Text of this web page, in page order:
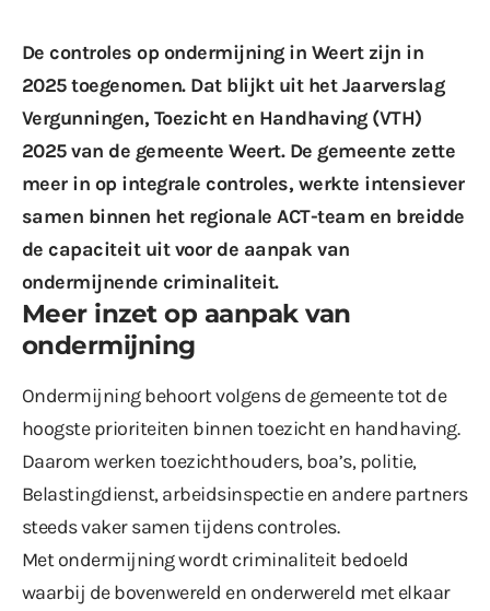
De controles op ondermijning in Weert zijn in
2025 toegenomen. Dat blijkt uit het Jaarverslag
Vergunningen, Toezicht en Handhaving (VTH)
2025 van de gemeente Weert. De gemeente zette
meer in op integrale controles, werkte intensiever
samen binnen het regionale ACT-team en breidde
de capaciteit uit voor de aanpak van
ondermijnende criminaliteit.
Meer inzet op aanpak van
ondermijning
Ondermijning behoort volgens de gemeente tot de
hoogste prioriteiten binnen toezicht en handhaving.
Daarom werken toezichthouders, boa’s, politie,
Belastingdienst, arbeidsinspectie en andere partners
steeds vaker samen tijdens controles.
Met ondermijning wordt criminaliteit bedoeld
waarbij de bovenwereld en onderwereld met elkaar